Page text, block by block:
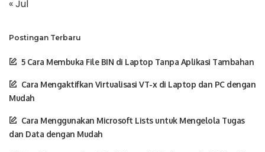
« Jul
Postingan Terbaru
5 Cara Membuka File BIN di Laptop Tanpa Aplikasi Tambahan
Cara Mengaktifkan Virtualisasi VT-x di Laptop dan PC dengan
Mudah
Cara Menggunakan Microsoft Lists untuk Mengelola Tugas
dan Data dengan Mudah